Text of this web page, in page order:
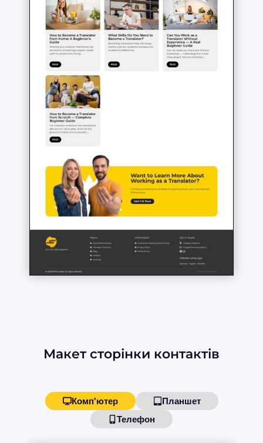
Макет сторінки контактів
Комп'ютер
Планшет
Телефон